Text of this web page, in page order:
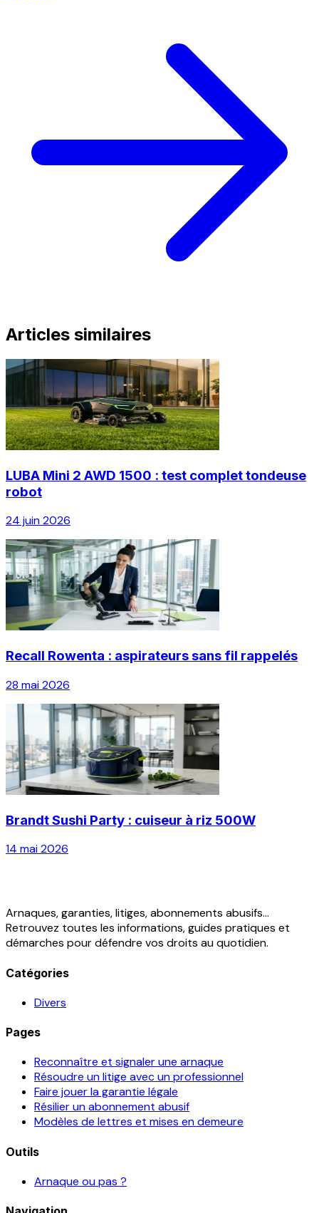
Articles similaires
LUBA Mini 2 AWD 1500 : test complet tondeuse
robot
24 juin 2026
Recall Rowenta : aspirateurs sans fil rappelés
28 mai 2026
Brandt Sushi Party : cuiseur à riz 500W
14 mai 2026
Arnaques, garanties, litiges, abonnements abusifs...
Retrouvez toutes les informations, guides pratiques et
démarches pour défendre vos droits au quotidien.
Catégories
Divers
Pages
Reconnaître et signaler une arnaque
Résoudre un litige avec un professionnel
Faire jouer la garantie légale
Résilier un abonnement abusif
Modèles de lettres et mises en demeure
Outils
Arnaque ou pas ?